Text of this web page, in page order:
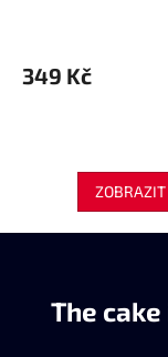
349 Kč
ZOBRAZIT
The